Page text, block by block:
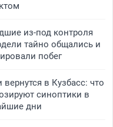
из-под контроля
тайно общались и
побег
в Кузбасс: что
синоптики в
дни